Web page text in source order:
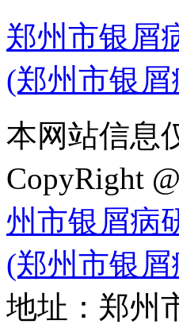
郑州市银屑
(郑州市银
本网站信息
CopyRight
州市银屑病
(郑州市银
地址：郑州